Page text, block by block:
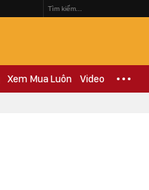
Xem Mua Luôn Video